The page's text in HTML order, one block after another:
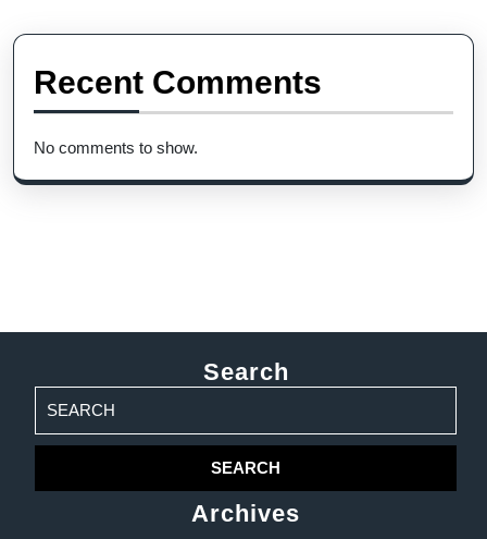
Recent Comments
No comments to show.
Search
for:
Archives